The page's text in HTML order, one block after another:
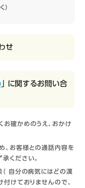
）
せ
」 に関するお問い合
お確かめのうえ、おかけ
、お客様との通話内容を
ください。
自分の病気にはどの漢
けておりませんので、